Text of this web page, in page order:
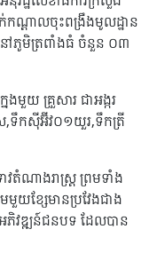
ក់កណ្ដាលចុះពង្រឹងមូលដ្ឋាន
ៅភូមិត្រពាំងធំ ចំនួន ០៣
ងមួយ គ្រួសារ ជាអង្ករ
,ទឹកស៊ីអ៊ីវ០១យួរ,ទឹកត្រី
តំណាងរាស្ត្រ ព្រមទាំង
មួយខ្សែមានប្រវែងជាង
ភិវឌ្ឍន៍ជនបទ ដែលបាន